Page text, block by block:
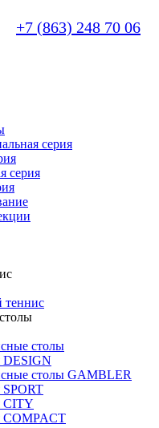
+7 (863) 248 70 06
серия
серия
теннис
столы
DESIGN
столы GAMBLER
CITY
COMPACT